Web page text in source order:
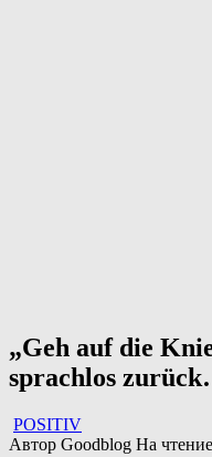
„Geh auf die
sprachlos
POSITIV
Автор Goodblog На чтение